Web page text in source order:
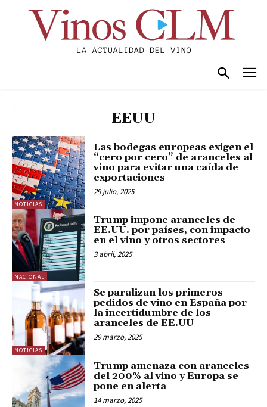
EEUU
NOTICIAS
Las bodegas europeas exigen el
“cero por cero” de aranceles al
vino para evitar una caída de
exportaciones
29 julio, 2025
NACIONAL
Trump impone aranceles de
EE.UU. por países, con impacto
en el vino y otros sectores
3 abril, 2025
NOTICIAS
Se paralizan los primeros
pedidos de vino en España por
la incertidumbre de los
aranceles de EE.UU
29 marzo, 2025
Trump amenaza con aranceles
del 200% al vino y Europa se
pone en alerta
14 marzo, 2025